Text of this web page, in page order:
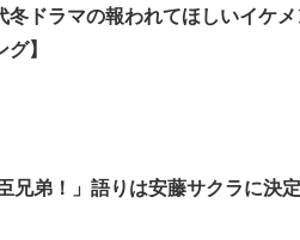
冬ドラマの報われてほしいイケ
】
兄弟！」語りは安藤サクラに決